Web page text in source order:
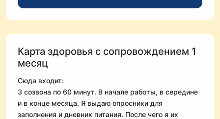
Карта здоровья с сопровождением 1
месяц
Сюда входит:
3 созвона по 60 минут. В начале работы, в середине
и в конце месяца. Я выдаю опросники для
заполнения и дневник питания. После чего я их